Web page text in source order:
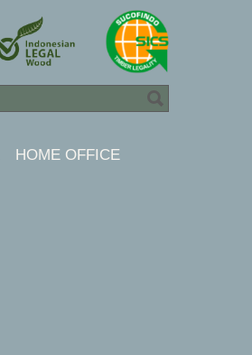
HOME OFFICE